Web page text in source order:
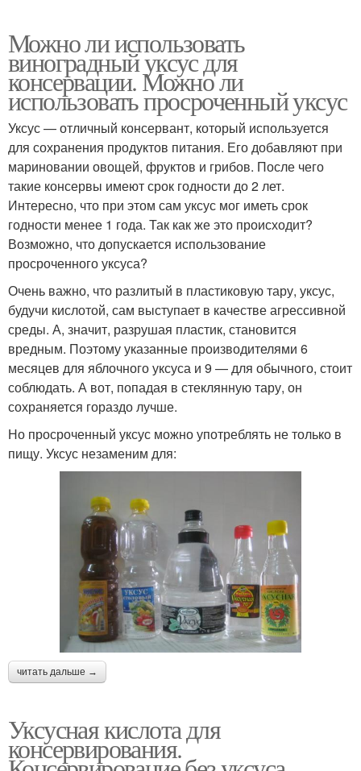
Можно ли использовать
виноградный уксус для
консервации. Можно ли
использовать просроченный уксус
Уксус — отличный консервант, который используется
для сохранения продуктов питания. Его добавляют при
мариновании овощей, фруктов и грибов. После чего
такие консервы имеют срок годности до 2 лет.
Интересно, что при этом сам уксус мог иметь срок
годности менее 1 года. Так как же это происходит?
Возможно, что допускается использование
просроченного уксуса?
Очень важно, что разлитый в пластиковую тару, уксус,
будучи кислотой, сам выступает в качестве агрессивной
среды. А, значит, разрушая пластик, становится
вредным. Поэтому указанные производителями 6
месяцев для яблочного уксуса и 9 — для обычного, стоит
соблюдать. А вот, попадая в стеклянную тару, он
сохраняется гораздо лучше.
Но просроченный уксус можно употреблять не только в
пищу. Уксус незаменим для:
читать дальше →
Уксусная кислота для
консервирования.